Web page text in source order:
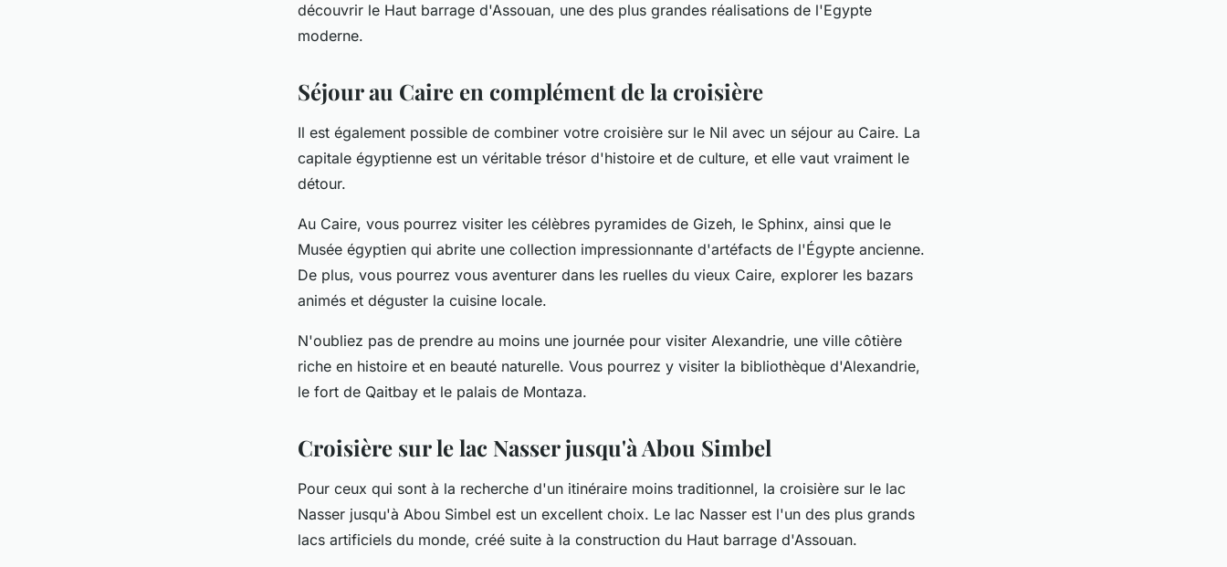
découvrir le Haut barrage d'Assouan, une des plus grandes réalisations de l'Egypte
moderne.
Séjour au Caire en complément de la croisière
Il est également possible de combiner votre croisière sur le Nil avec un séjour au Caire. La
capitale égyptienne est un véritable trésor d'histoire et de culture, et elle vaut vraiment le
détour.
Au Caire, vous pourrez visiter les célèbres pyramides de Gizeh, le Sphinx, ainsi que le
Musée égyptien qui abrite une collection impressionnante d'artéfacts de l'Égypte ancienne.
De plus, vous pourrez vous aventurer dans les ruelles du vieux Caire, explorer les bazars
animés et déguster la cuisine locale.
N'oubliez pas de prendre au moins une journée pour visiter Alexandrie, une ville côtière
riche en histoire et en beauté naturelle. Vous pourrez y visiter la bibliothèque d'Alexandrie,
le fort de Qaitbay et le palais de Montaza.
Croisière sur le lac Nasser jusqu'à Abou Simbel
Pour ceux qui sont à la recherche d'un itinéraire moins traditionnel, la croisière sur le lac
Nasser jusqu'à Abou Simbel est un excellent choix. Le lac Nasser est l'un des plus grands
lacs artificiels du monde, créé suite à la construction du Haut barrage d'Assouan.